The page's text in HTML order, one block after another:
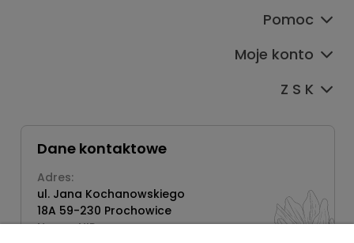
Pomoc
Moje konto
Z S K
Dane kontaktowe
Adres:
ul. Jana Kochanowskiego
18A 59-230 Prochowice
Numer NIP: